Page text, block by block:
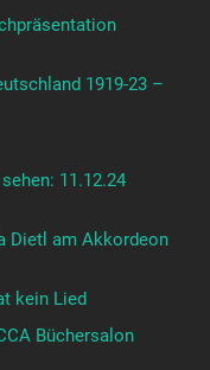
1919-23 –
11.12.24
Dietl am Akkordeon
kein Lied
Büchersalon